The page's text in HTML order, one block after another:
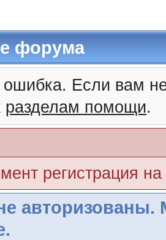
форума
Если вам
разделам помощи.
регистрация
авторизованы.